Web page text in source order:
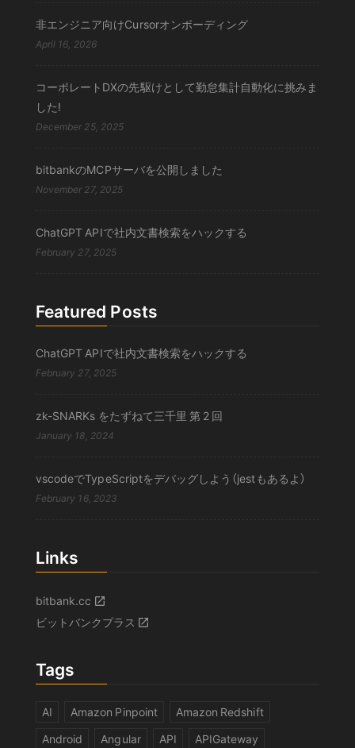
非エンジニア向けCursorオンボーディング
April 16, 2026
コーポレートDXの先駆けとして勤怠集計自動化に挑みま
した!
December 25, 2025
bitbankのMCPサーバを公開しました
November 27, 2025
ChatGPT APIで社内文書検索をハックする
February 27, 2025
Featured Posts
ChatGPT APIで社内文書検索をハックする
February 27, 2025
zk-SNARKs をたずねて三千里 第 2 回
January 18, 2024
vscodeでTypeScriptをデバッグしよう（jestもあるよ）
February 16, 2023
Links
bitbank.cc
ビットバンクプラス
Tags
AI Amazon Pinpoint
Amazon Redshift
Android
Angular API
APIGateway